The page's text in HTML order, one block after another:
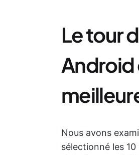
Le tour
Android
Nous avons
sélectionné les